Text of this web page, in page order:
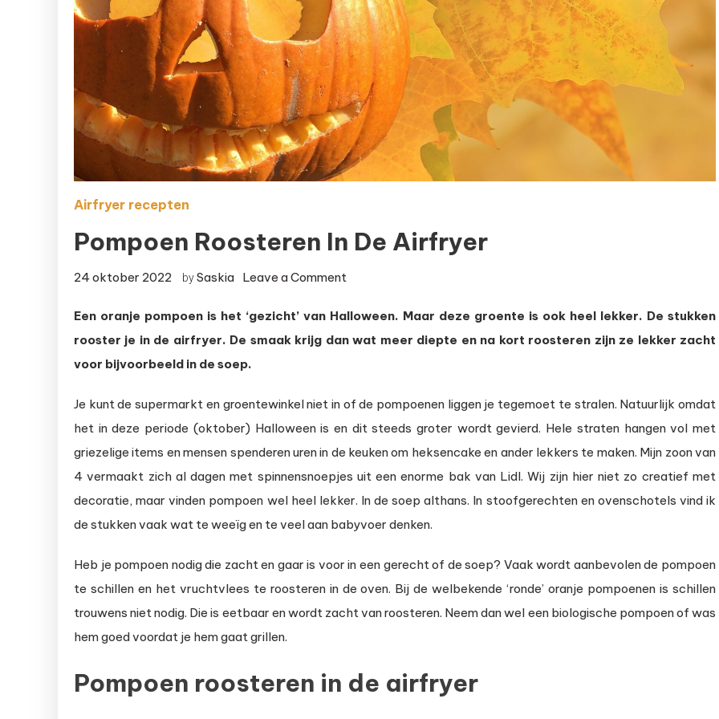
Airfryer recepten
Pompoen Roosteren In De Airfryer
24 oktober 2022 bySaskia Leave a Comment
roosteren
in
Een oranje pompoen is het ‘gezicht’ van Halloween. Maar deze groente is ook heel lekker. De stukken
rooster je in de airfryer. De smaak krijg dan wat meer diepte en na kort roosteren zijn ze lekker zacht
voor bijvoorbeeld in de soep.
Je kunt de supermarkt en groentewinkel niet in of de pompoenen liggen je tegemoet te stralen. Natuurlijk omdat
het in deze periode (oktober) Halloween is en dit steeds groter wordt gevierd. Hele straten hangen vol met
griezelige items en mensen spenderen uren in de keuken om heksencake en ander lekkers te maken. Mijn zoon van
4 vermaakt zich al dagen met spinnensnoepjes uit een enorme bak van Lidl. Wij zijn hier niet zo creatief met
decoratie, maar vinden pompoen wel heel lekker. In de soep althans. In stoofgerechten en ovenschotels vind ik
de stukken vaak wat te weeïg en te veel aan babyvoer denken.
Heb je pompoen nodig die zacht en gaar is voor in een gerecht of de soep? Vaak wordt aanbevolen de pompoen
te schillen en het vruchtvlees te roosteren in de oven. Bij de welbekende ‘ronde’ oranje pompoenen is schillen
trouwens niet nodig. Die is eetbaar en wordt zacht van roosteren. Neem dan wel een biologische pompoen of was
hem goed voordat je hem gaat grillen.
Pompoen roosteren in de airfryer